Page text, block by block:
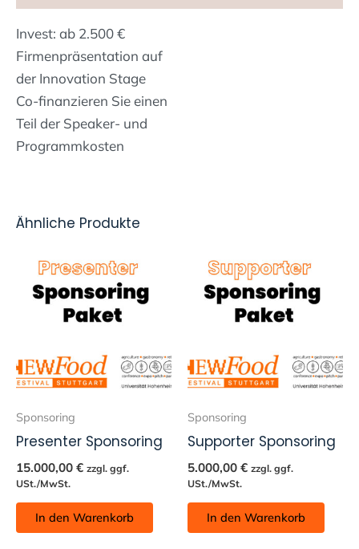
Invest: ab 2.500 €
Firmenpräsentation auf
der Innovation Stage
Co-finanzieren Sie einen
Teil der Speaker- und
Programmkosten
Ähnliche Produkte
Sponsoring
Presenter Sponsoring
15.000,00 € zzgl. ggf.
USt./MwSt.
In den Warenkorb
Sponsoring
Supporter Sponsoring
5.000,00 € zzgl. ggf.
USt./MwSt.
In den Warenkorb